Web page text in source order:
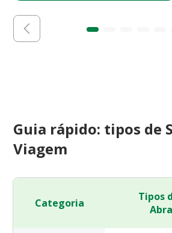
Guia rápido: tipos de
Viagem
Categoria
Tipos